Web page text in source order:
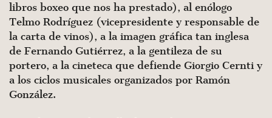
libros boxeo que nos ha prestado), al enólogo
Telmo Rodríguez (vicepresidente y responsable de
la carta de vinos), a la imagen gráfica tan inglesa
de Fernando Gutiérrez, a la gentileza de su
portero, a la cineteca que defiende Giorgio Cernti y
a los ciclos musicales organizados por Ramón
González.